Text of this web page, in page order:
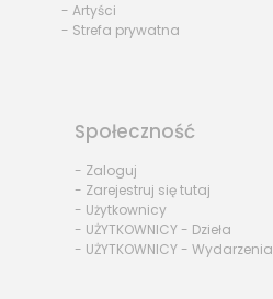
- Artyści
- Strefa prywatna
Społeczność
- Zaloguj
- Zarejestruj się tutaj
- Użytkownicy
- UŻYTKOWNICY - Dzieła
- UŻYTKOWNICY - Wydarzenia